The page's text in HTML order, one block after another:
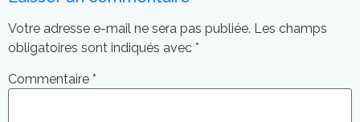
Votre adresse e-mail ne sera pas publiée. Les champs
obligatoires sont indiqués avec *
Commentaire *